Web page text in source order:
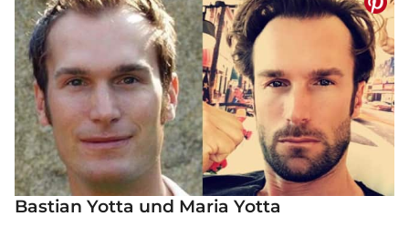
Bastian Yotta und Maria Yotta